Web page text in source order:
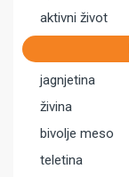
aktivni život
jagnjetina
živina
bivolje meso
teletina